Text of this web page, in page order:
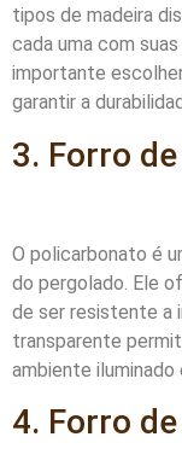
tipos de madeira
cada uma com
importante
garantir a
3. Forro
O policarbonato é
do pergolado. Ele
de ser resistente a
transparente
ambiente iluminado
4. Forro